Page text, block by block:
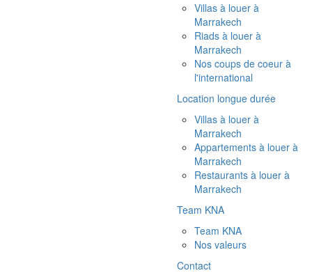
Villas à louer à
Marrakech
Riads à louer à
Marrakech
Nos coups de coeur à
l'international
Location longue durée
Villas à louer à
Marrakech
Appartements à louer à
Marrakech
Restaurants à louer à
Marrakech
Team KNA
Team KNA
Nos valeurs
Contact